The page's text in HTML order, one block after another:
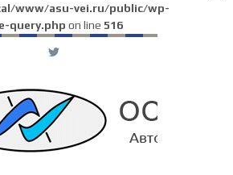
www/asu-vei.ru/public/wp-
query.php on line 516
L